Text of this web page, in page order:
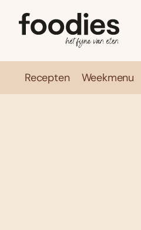
Recepten Weekmenu